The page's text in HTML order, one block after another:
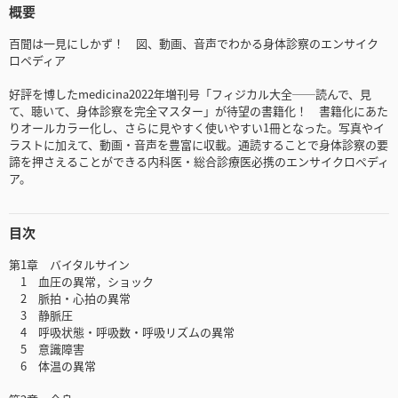
概要
百聞は一見にしかず！ 図、動画、音声でわかる身体診察のエンサイク
ロペディア
好評を博したmedicina2022年増刊号「フィジカル大全──読んで、見
て、聴いて、身体診察を完全マスター」が待望の書籍化！ 書籍化にあた
りオールカラー化し、さらに見やすく使いやすい1冊となった。写真やイ
ラストに加えて、動画・音声を豊富に収載。通読することで身体診察の要
諦を押さえることができる内科医・総合診療医必携のエンサイクロペディ
ア。
目次
第1章 バイタルサイン
1 血圧の異常，ショック
2 脈拍・心拍の異常
3 静脈圧
4 呼吸状態・呼吸数・呼吸リズムの異常
5 意識障害
6 体温の異常